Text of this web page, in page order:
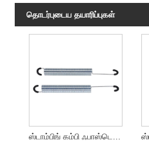
தொடர்புடைய தயாரிப்புகள்